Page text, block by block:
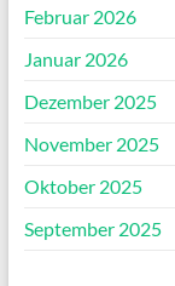
Februar 2026
Januar 2026
Dezember 2025
November 2025
Oktober 2025
September 2025